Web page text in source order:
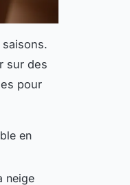
sur des
pour
en
neige